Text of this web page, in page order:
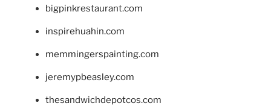
bigpinkrestaurant.com
inspirehuahin.com
memmingerspainting.com
jeremypbeasley.com
thesandwichdepotcos.com